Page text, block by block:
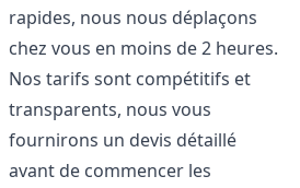
rapides, nous nous déplaçons
chez vous en moins de 2 heures.
Nos tarifs sont compétitifs et
transparents, nous vous
fournirons un devis détaillé
avant de commencer les